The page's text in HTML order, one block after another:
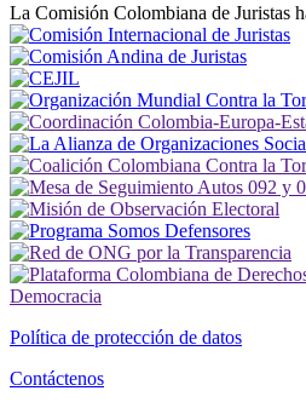
La Comisión Colombiana de Juristas
Política de protección de datos
Contáctenos